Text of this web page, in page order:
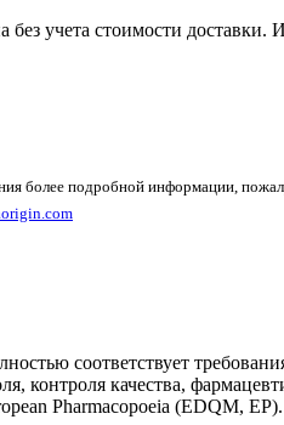
без учета стоимости доставки.
более подробной информации,
соответствует
контроля качества,
Pharmacopoeia (EDQM,